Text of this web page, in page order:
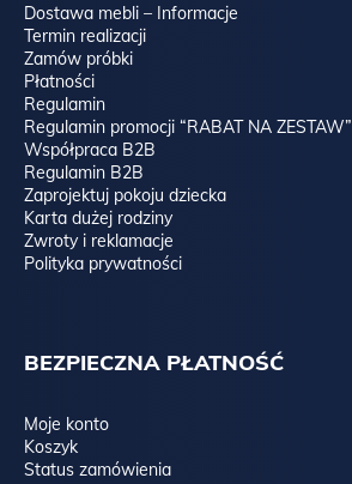
Dostawa mebli – Informacje
Termin realizacji
Zamów próbki
Płatności
Regulamin
Regulamin promocji “RABAT NA ZESTAW”
Współpraca B2B
Regulamin B2B
Zaprojektuj pokoju dziecka
Karta dużej rodziny
Zwroty i reklamacje
Polityka prywatności
BEZPIECZNA PŁATNOŚĆ
Moje konto
Koszyk
Status zamówienia